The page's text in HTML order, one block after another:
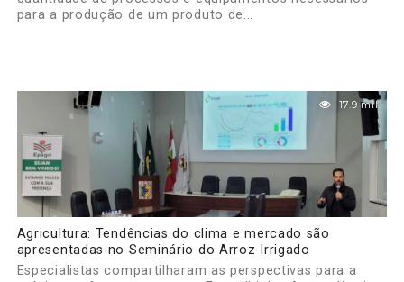
para a produção de um produto de...
17.9 mil
Agricultura: Tendências do clima e mercado são
apresentadas no Seminário do Arroz Irrigado
Especialistas compartilharam as perspectivas para a